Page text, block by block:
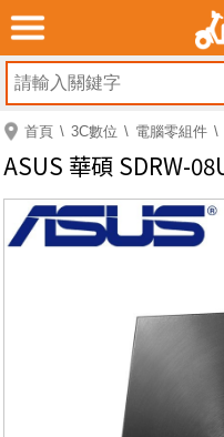
首頁 3C數位 電腦零組件
ASUS 華碩 SDRW-